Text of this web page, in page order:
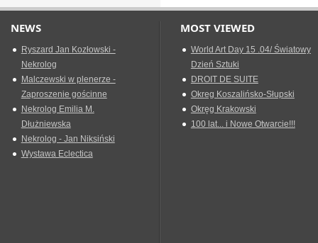
NEWS
Ryszard Jan Kozłowski -
Nekrolog
Malczewski w plenerze -
Zaproszenie gościnne
Nekrolog Emilia M.
Dłużniewska
Nekrolog - Jan Niksiński
Wystawa Eclectica
MOST VIEWED
World Art Day 15 .04/ Światowy
Dzień Sztuki
DROIT DE SUITE
Okreg Koszalińsko-Słupski
Okręg Krakowski
100 lat... i Nowe Otwarcie!!!